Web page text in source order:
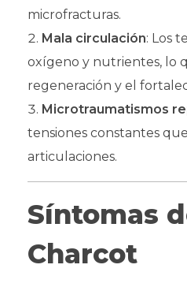
microfracturas.
Mala circulación: Los
oxígeno y nutrientes, lo
regeneración y el
Microtraumatismos
tensiones constantes
articulaciones.
Síntomas
Charcot